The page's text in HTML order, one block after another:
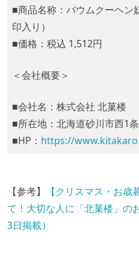
■商品名称：バウムクーヘン
印入り）
■価格：税込 1,512円
＜会社概要＞
■会社名：株式会社 北菓楼
■所在地：北海道砂川市西1
■HP： https://
【参考】
【クリスマス・お
て！大切な人に「北菓楼」の
3日掲載）